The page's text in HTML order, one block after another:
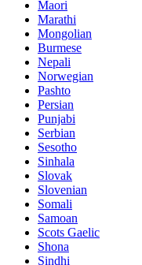
Maori
Marathi
Mongolian
Burmese
Nepali
Norwegian
Pashto
Persian
Punjabi
Serbian
Sesotho
Sinhala
Slovak
Slovenian
Somali
Samoan
Scots Gaelic
Shona
Sindhi